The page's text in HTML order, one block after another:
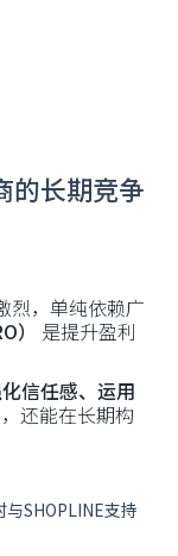
的长期竞争
烈，单纯依赖广
）
是提升盈利
信任感、运用
还能在长期构
SHOPLINE支持